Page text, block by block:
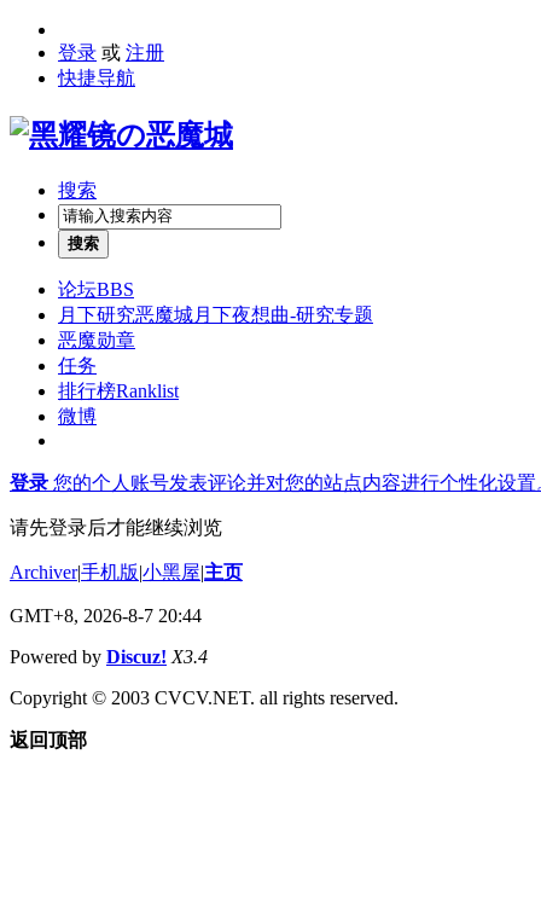
登录 或 注册
快捷导航
搜索
搜索
论坛BBS
月下研究恶魔城月下夜想曲-研究专题
恶魔勋章
任务
排行榜Ranklist
微博
登录 您的个人账号发表评论并对您的站点内容进行个性化设置
请先登录后才能继续浏览
Archiver|手机版|小黑屋|主页
GMT+8, 2026-8-7 20:44
Powered by Discuz! X3.4
Copyright © 2003 CVCV.NET. all rights reserved.
返回顶部